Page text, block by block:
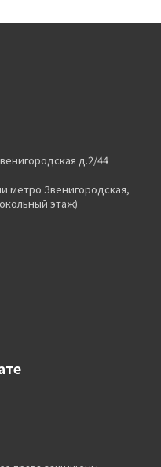
д.2/44
метро Звенигородская,
этаж)